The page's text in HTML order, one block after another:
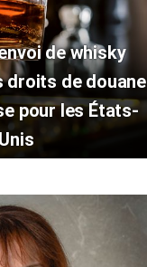
de whisky
droits de douane
pour les États-
Unis